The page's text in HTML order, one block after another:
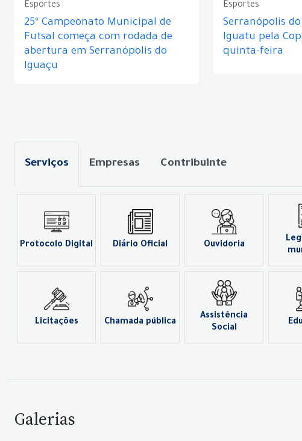
Esportes
25º Campeonato Municipal de
Futsal começa com rodada de
abertura em Serranópolis do
Iguaçu
Esportes
Serranópolis
Iguatu pela
quinta-feira
Serviços Empresas Contribuinte
Protocolo Digital Diário Oficial Ouvidoria
Licitações Chamada pública
Assistência
Social
Galerias